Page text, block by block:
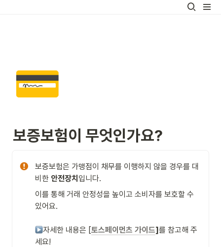
💳
보증보험이 무엇인가요?
보증보험은 가맹점이 채무를 이행하지 않을 경우를 대
비한 안전장치 입니다.
이를 통해 거래 안정성을 높이고 소비자를 보호할 수
있어요.
자세한 내용은 [토스페이먼츠 가이드]를 참고해 주
세요!